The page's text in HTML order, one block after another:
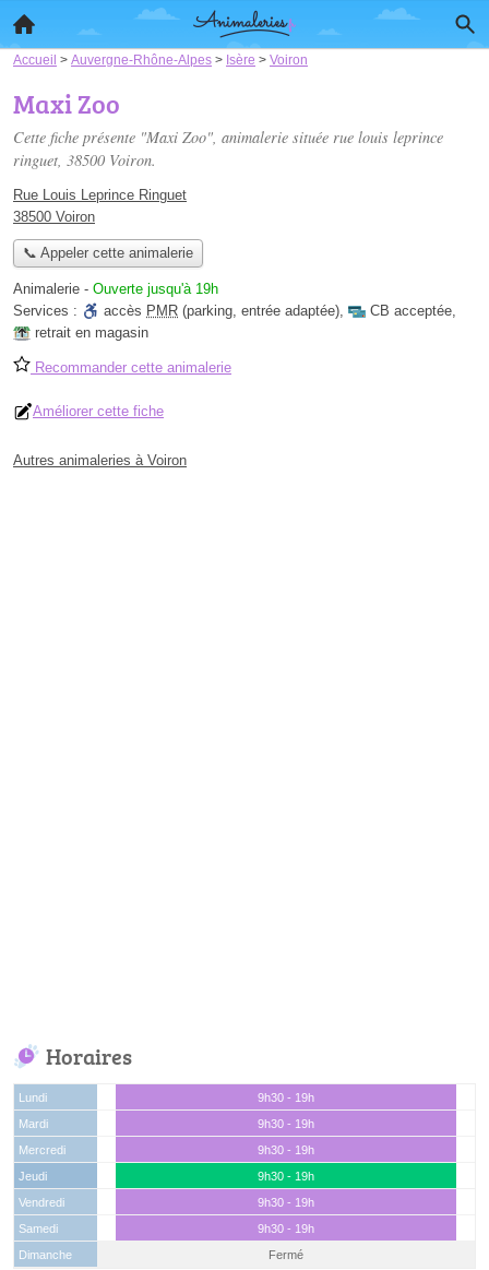
Accueil > Auvergne-Rhône-Alpes > Isère > Voiron
Maxi Zoo
Cette fiche présente "Maxi Zoo", animalerie située rue louis leprince
ringuet, 38500 Voiron.
Rue Louis Leprince Ringuet
38500 Voiron
📞 Appeler cette animalerie
Animalerie - Ouverte jusqu'à 19h
Services :
accès PMR (parking, entrée adaptée), CB acceptée,
retrait en magasin
Recommander cette animalerie
Améliorer cette fiche
Autres animaleries à Voiron
Horaires
Lundi
9h30 - 19h
Mardi
9h30 - 19h
Mercredi
9h30 - 19h
Jeudi
9h30 - 19h
Vendredi
9h30 - 19h
Samedi
9h30 - 19h
Dimanche
Fermé